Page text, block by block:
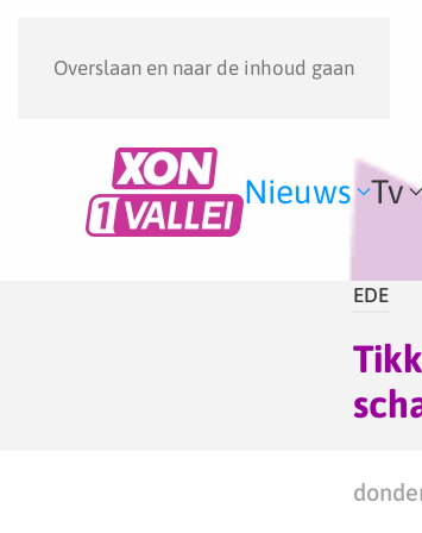
Overslaan en naar de inhoud gaan
Nieuws Tv
EDE